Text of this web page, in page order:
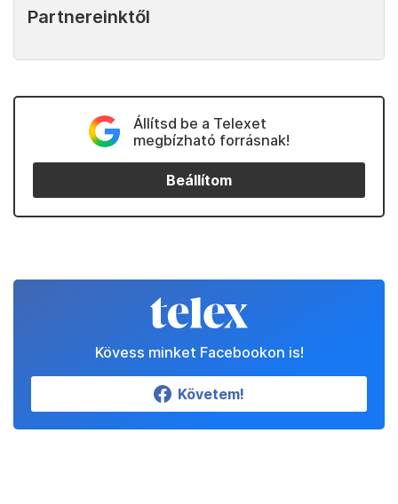
Partnereinktől
Állítsd be a Telexet
megbízható forrásnak!
Beállítom
Kövess minket Facebookon is!
Követem!